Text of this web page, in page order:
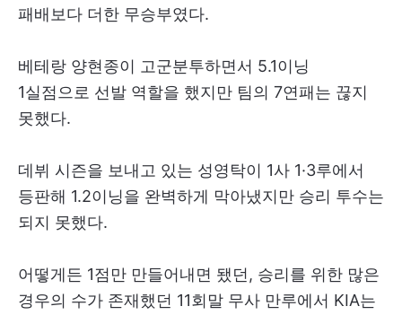
패배보다 더한 무승부였다.
베테랑 양현종이 고군분투하면서 5.1이닝
1실점으로 선발 역할을 했지만 팀의 7연패는 끊지
못했다.
데뷔 시즌을 보내고 있는 성영탁이 1사 1·3루에서
등판해 1.2이닝을 완벽하게 막아냈지만 승리 투수는
되지 못했다.
어떻게든 1점만 만들어내면 됐던, 승리를 위한 많은
경우의 수가 존재했던 11회말 무사 만루에서 KIA는